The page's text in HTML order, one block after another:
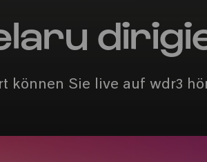
können Sie live auf wdr3